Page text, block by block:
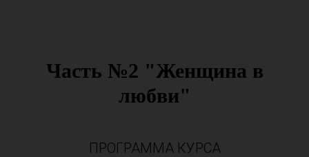
Часть №2 "Женщина в
любви"
ПРОГРАММА КУРСА